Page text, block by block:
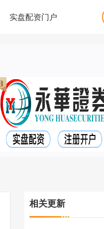
实盘配资门户
相关更新